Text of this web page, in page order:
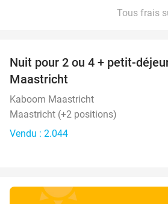
Tous frais
Nuit pour 2 ou 4 + petit-
Maastricht
Kaboom Maastricht
Maastricht (+2 positions)
Vendu : 2.044